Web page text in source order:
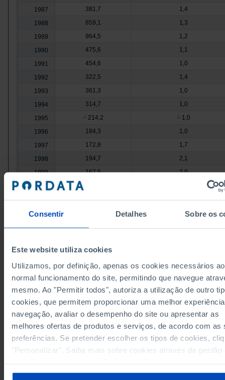
Consentir Detalhes Sobre os
Este website utiliza cookies
Utilizamos, por definição, apenas os cookies necessários ao
normal funcionamento do site, permitindo que navegue
mesmo. Ao "Permitir todos", autoriza a utilização de outro
cookies, que permitem proporcionar uma melhor
navegação, avaliar o desempenho do site ou apresentar as
melhores ofertas de produtos e serviços, de acordo com as
preferências. Se pretender escolher os tipos de cookies,
"Personalizar". Saiba mais sobre cookies através da gestão
1987
381,7
1,4
1988
859,1
1,3
1989
964,5
1,2
1990
475,6
1,1
1991
454,6
1,0
1992
322,5
1,4
1993
361,3
1,0
1994
314,7
1,0
1995
┴ 214,2 ┴ 1,0
1996
184,3
1,0
1997
172,8
1,7
1998
194,7
2,1
1999
167,5
2,0
2000
2001
125,5
1,6
2002
1,3
2003
178,2
2005
172,2
2006
216,1
1,3
2007
294,7
1,0
2008
x x
2009
2011
663,8
2012
727,0
1,2
2013
Fontes/Entidades: GEE/ME | DGERT/MTSSS, PORDATA
RELACIONADOS
Greves: total, trabalhadores abrangidos e dias de trabalho perdidos em
Produtividade do trabalho em Portugal